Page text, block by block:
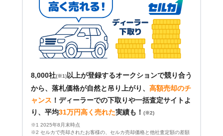
8,000社(※1) 以上が登録するオークションで競り合う
から、落札価格が自然と吊り上がり、 高額売却のチ
ャンス ！ ディーラーでの下取りや一括査定サイトよ
り、平均31万円高く売れた実績も！ (※2)
※1 2025年8月末時点
※2 セルカで売却されたお客様の、セルカ売却価格と他社査定額の差額